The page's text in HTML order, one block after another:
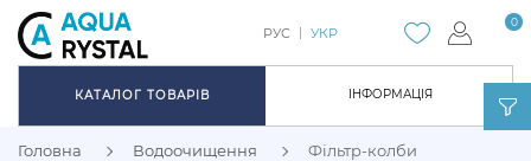
ІНФОРМАЦІЯ
0
РУС УКР
КАТАЛОГ ТОВАРІВ
Головна Водоочищення Фільтр-колби